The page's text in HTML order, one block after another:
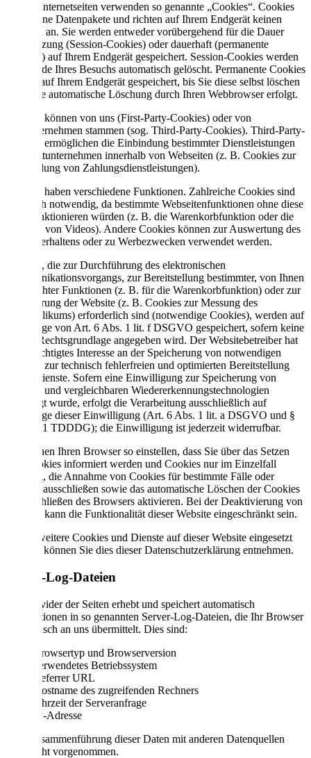
Unsere Internetseiten verwenden so genannte „Cookies“. Cookies
sind kleine Datenpakete und richten auf Ihrem Endgerät keinen
Schaden an. Sie werden entweder vorübergehend für die Dauer
einer Sitzung (Session-Cookies) oder dauerhaft (permanente
Cookies) auf Ihrem Endgerät gespeichert. Session-Cookies werden
nach Ende Ihres Besuchs automatisch gelöscht. Permanente Cookies
bleiben auf Ihrem Endgerät gespeichert, bis Sie diese selbst löschen
oder eine automatische Löschung durch Ihren Webbrowser erfolgt.
Cookies können von uns (First-Party-Cookies) oder von
Drittunternehmen stammen (sog. Third-Party-Cookies). Third-Party-
Cookies ermöglichen die Einbindung bestimmter Dienstleistungen
von Drittunternehmen innerhalb von Webseiten (z. B. Cookies zur
Abwicklung von Zahlungsdienstleistungen).
Cookies haben verschiedene Funktionen. Zahlreiche Cookies sind
technisch notwendig, da bestimmte Webseitenfunktionen ohne diese
nicht funktionieren würden (z. B. die Warenkorbfunktion oder die
Anzeige von Videos). Andere Cookies können zur Auswertung des
Nutzerverhaltens oder zu Werbezwecken verwendet werden.
Cookies, die zur Durchführung des elektronischen
Kommunikationsvorgangs, zur Bereitstellung bestimmter, von Ihnen
erwünschter Funktionen (z. B. für die Warenkorbfunktion) oder zur
Optimierung der Website (z. B. Cookies zur Messung des
Webpublikums) erforderlich sind (notwendige Cookies), werden auf
Grundlage von Art. 6 Abs. 1 lit. f DSGVO gespeichert, sofern keine
andere Rechtsgrundlage angegeben wird. Der Websitebetreiber hat
ein berechtigtes Interesse an der Speicherung von notwendigen
Cookies zur technisch fehlerfreien und optimierten Bereitstellung
seiner Dienste. Sofern eine Einwilligung zur Speicherung von
Cookies und vergleichbaren Wiedererkennungstechnologien
abgefragt wurde, erfolgt die Verarbeitung ausschließlich auf
Grundlage dieser Einwilligung (Art. 6 Abs. 1 lit. a DSGVO und §
25 Abs. 1 TDDDG); die Einwilligung ist jederzeit widerrufbar.
Sie können Ihren Browser so einstellen, dass Sie über das Setzen
von Cookies informiert werden und Cookies nur im Einzelfall
erlauben, die Annahme von Cookies für bestimmte Fälle oder
generell ausschließen sowie das automatische Löschen der Cookies
beim Schließen des Browsers aktivieren. Bei der Deaktivierung von
Cookies kann die Funktionalität dieser Website eingeschränkt sein.
Sofern weitere Cookies und Dienste auf dieser Website eingesetzt
werden, können Sie dies dieser Datenschutzerklärung entnehmen.
Server-Log-Dateien
Der Provider der Seiten erhebt und speichert automatisch
Informationen in so genannten Server-Log-Dateien, die Ihr Browser
automatisch an uns übermittelt. Dies sind:
Browsertyp und Browserversion
verwendetes Betriebssystem
Referrer URL
Hostname des zugreifenden Rechners
Uhrzeit der Serveranfrage
IP-Adresse
Eine Zusammenführung dieser Daten mit anderen Datenquellen
wird nicht vorgenommen.